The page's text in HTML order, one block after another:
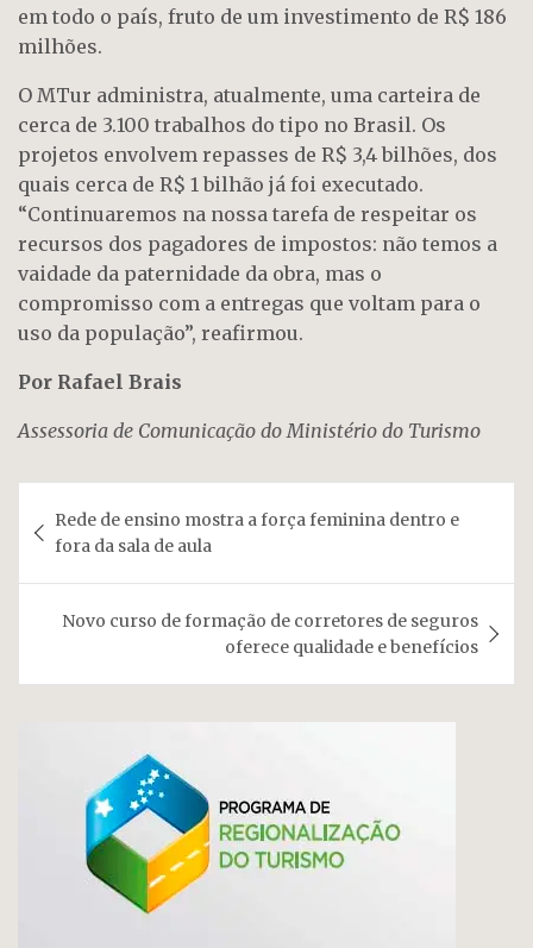
em todo o país, fruto de um investimento de R$ 186
milhões.
O MTur administra, atualmente, uma carteira de
cerca de 3.100 trabalhos do tipo no Brasil. Os
projetos envolvem repasses de R$ 3,4 bilhões, dos
quais cerca de R$ 1 bilhão já foi executado.
“Continuaremos na nossa tarefa de respeitar os
recursos dos pagadores de impostos: não temos a
vaidade da paternidade da obra, mas o
compromisso com a entregas que voltam para o
uso da população”, reafirmou.
Por Rafael Brais
Assessoria de Comunicação do Ministério do Turismo
de
Post
Rede de ensino mostra a força feminina dentro e
fora da sala de aula
Novo curso de formação de corretores de seguros
oferece qualidade e benefícios